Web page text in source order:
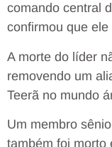
comando central
confirmou que
A morte do líder
removendo um
Teerã no mundo
Um membro
também foi morto